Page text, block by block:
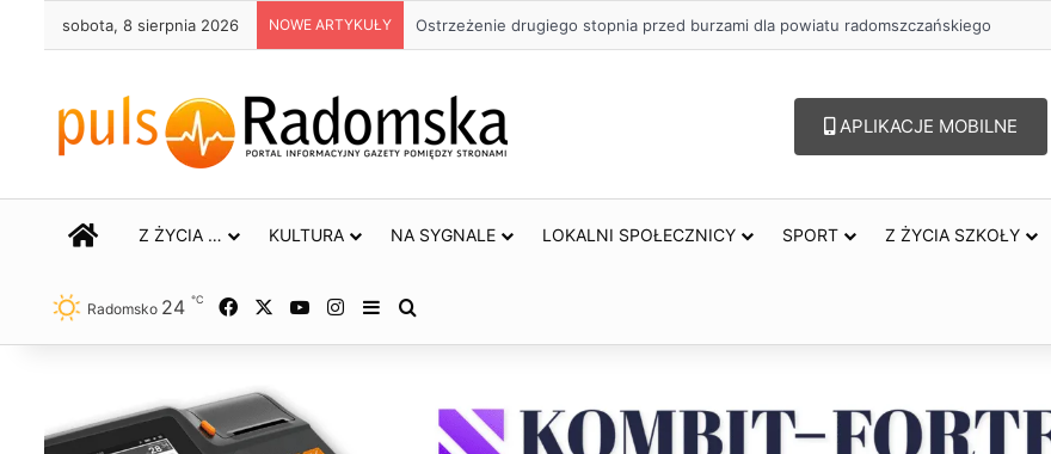
sobota, 8 sierpnia 2026 NOWE ARTYKUŁY Około 90 tys. zł na szkolenia pracowników. PUP w Radomsku ogłasza nabór wniosków
APLIKACJE MOBILNE
STRONA GŁÓWNA
Z ŻYCIA … KULTURA NA SYGNALE LOKALNI SPOŁECZNICY SPORT Z ŻYCIA SZKOŁY
Radomsko 24 ℃ Facebook YouTubeInstagram
Sidebar